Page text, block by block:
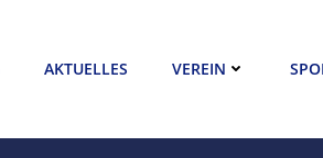
AKTUELLES VEREIN